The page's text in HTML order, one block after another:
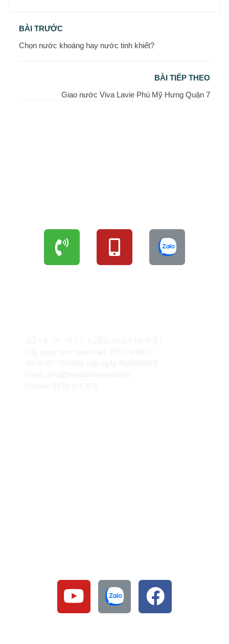
BÀI TRƯỚC
Chọn nước khoáng hay nước tinh khiết?
BÀI TIẾP THEO
Giao nước Viva Lavie Phú Mỹ Hưng Quận 7